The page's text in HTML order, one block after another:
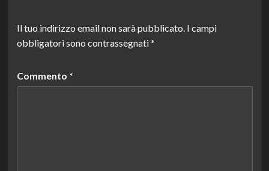
Il tuo indirizzo email non sarà pubblicato. I campi
obbligatori sono contrassegnati*
Commento *